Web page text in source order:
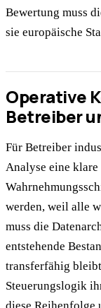
Bewertung muss
sie europäische
Operative
Betreiber
Für Betreiber
Analyse eine klare
werden, weil alle
muss die
entstehende
transferfähig
Steuerungslogik